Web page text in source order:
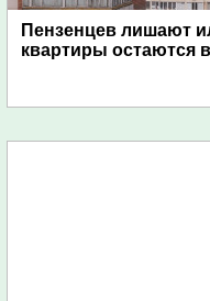
Пензенцев лишают
квартиры остаются